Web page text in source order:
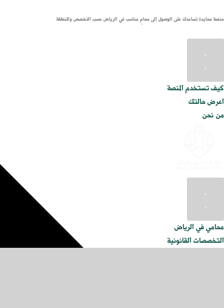
منصة محايدة تساعدك على الوصول إلى محامٍ مناسب في الرياض حسب التخصص والمنطقة
كيف تستخدم المنصة
اعرض حالتك
من نحن
محامي في الرياض
التخصصات القانونية